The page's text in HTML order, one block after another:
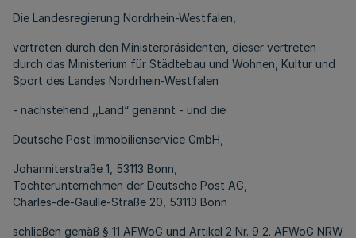
Die Landesregierung Nordrhein-Westfalen,
vertreten durch den Ministerpräsidenten, dieser vertreten
durch das Ministerium für Städtebau und Wohnen, Kultur und
Sport des Landes Nordrhein-Westfalen
- nachstehend ,,Land“ genannt - und die
Deutsche Post Immobilienservice GmbH,
Johanniterstraße 1, 53113 Bonn,
Tochterunternehmen der Deutsche Post AG,
Charles-de-Gaulle-Straße 20, 53113 Bonn
schließen gemäß § 11 AFWoG und Artikel 2 Nr. 9 2. AFWoG NRW